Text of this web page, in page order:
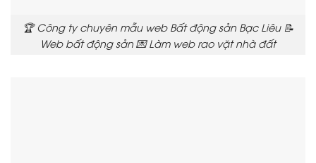
🏆 Công ty chuyên mẫu web Bất động sản Bạc Liêu 📝
Web bất động sản 💌 Làm web rao vặt nhà đất